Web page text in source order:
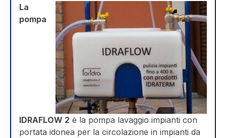
La
pompa
IDRAFLOW 2 è la pompa lavaggio impianti con
portata idonea per la circolazione in impianti da